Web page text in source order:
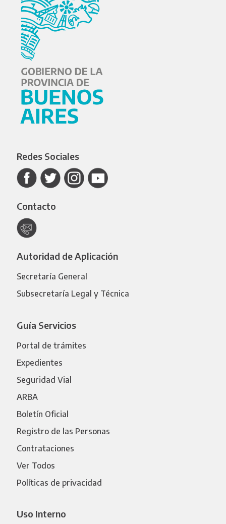
Redes Sociales
Contacto
Autoridad de Aplicación
Secretaría General
Subsecretaría Legal y Técnica
Guía Servicios
Portal de trámites
Expedientes
Seguridad Vial
ARBA
Boletín Oficial
Registro de las Personas
Contrataciones
Ver Todos
Políticas de privacidad
Uso Interno